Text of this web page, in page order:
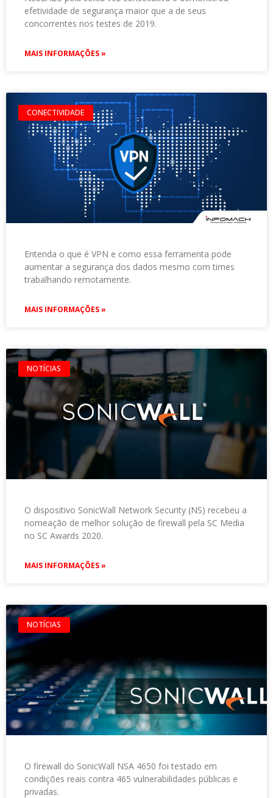
efetividade de segurança maior que a de seus
concorrentes nos testes de 2019.
MAIS INFORMAÇÕES »
CONECTIVIDADE
Entenda o que é VPN e como essa ferramenta pode
aumentar a segurança dos dados mesmo com times
trabalhando remotamente.
MAIS INFORMAÇÕES »
NOTÍCIAS
O dispositivo SonicWall Network Security (NS) recebeu a
nomeação de melhor solução de firewall pela SC Media
no SC Awards 2020.
MAIS INFORMAÇÕES »
NOTÍCIAS
O firewall do SonicWall NSA 4650 foi testado em
condições reais contra 465 vulnerabilidades públicas e
privadas.